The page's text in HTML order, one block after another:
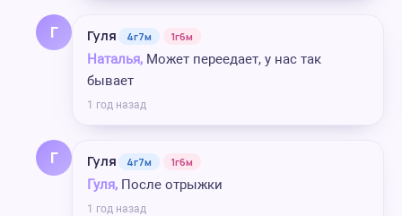
Г Гуля 4г7м 1г6м
Наталья, Может переедает, у нас так
бывает
1 год назад
Г Гуля 4г7м 1г6м
Гуля, После отрыжки
1 год назад